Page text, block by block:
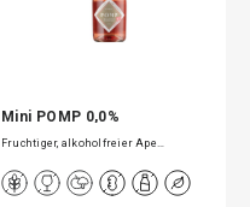
Mini POMP 0,0%
Fruchtiger, alkoholfreier Ape…